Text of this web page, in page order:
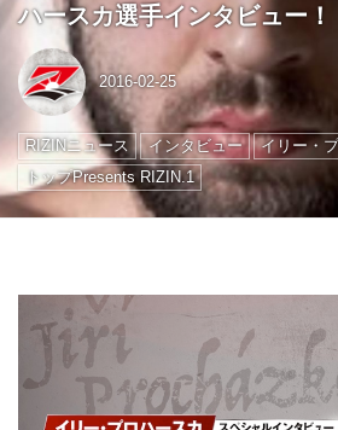
ハースカ選手インタビュー！
2016-02-25
RIZINニュース インタビュー
イリー・
トップPresents RIZIN.1